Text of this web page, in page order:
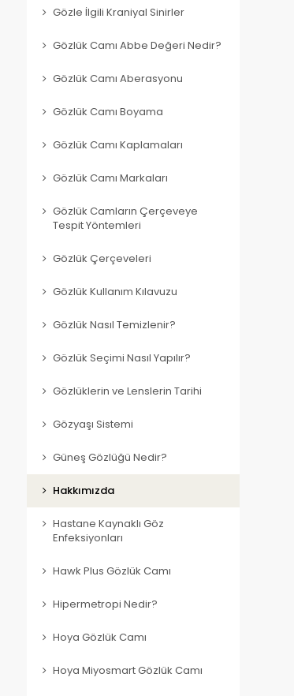
Gözle İlgili Kraniyal Sinirler
Gözlük Camı Abbe Değeri Nedir?
Gözlük Camı Aberasyonu
Gözlük Camı Boyama
Gözlük Camı Kaplamaları
Gözlük Camı Markaları
Gözlük Camların Çerçeveye
Tespit Yöntemleri
Gözlük Çerçeveleri
Gözlük Kullanım Kılavuzu
Gözlük Nasıl Temizlenir?
Gözlük Seçimi Nasıl Yapılır?
Gözlüklerin ve Lenslerin Tarihi
Gözyaşı Sistemi
Güneş Gözlüğü Nedir?
Hakkımızda
Hastane Kaynaklı Göz
Enfeksiyonları
Hawk Plus Gözlük Camı
Hipermetropi Nedir?
Hoya Gözlük Camı
Hoya Miyosmart Gözlük Camı